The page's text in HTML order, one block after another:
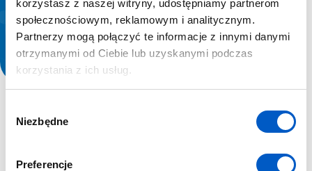
korzystasz z naszej witryny, udostępniamy partnerom
społecznościowym, reklamowym i analitycznym.
Partnerzy mogą połączyć te informacje z innymi danymi
otrzymanymi od Ciebie lub uzyskanymi podczas
korzystania z ich usług.
Niezbędne
Preferencje
operacyjnych z wykorzystaniem BSP,
możliwość wdrożenia wypracowanych rozwiązań
i procedur w macierzystej jednostce.